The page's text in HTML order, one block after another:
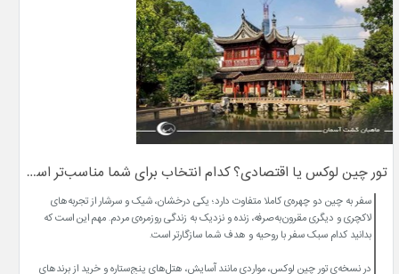
تور چین لوکس یا اقتصادی؟ کدام انتخاب برای شما مناسب‌تر است؟
سفر به چین دو چهره‌ی کاملاً متفاوت دارد؛ یکی درخشان، شیک و سرشار از تجربه‌های
لاکچری و دیگری مقرون‌به‌صرفه، زنده و نزدیک به زندگی روزمره‌ی مردم. مهم این است که
بدانید کدام سبک سفر با روحیه و هدف شما سازگارتر است.
در نسخه‌ی تور چین لوکس، مواردی مانند آسایش، هتل‌های پنج‌ستاره و خرید از برندهای